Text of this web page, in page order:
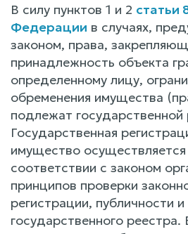
В силу пунктов 1 и 2 статьи
Федерации в случаях,
законом, права,
принадлежность объекта
определенному лицу,
обременения имущества
подлежат государственной
Государственная
имущество
соответствии с законом
принципов проверки
регистрации, публичности
государственного